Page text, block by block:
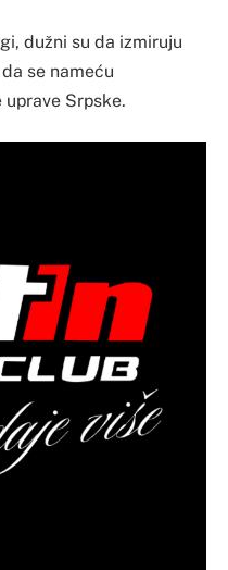
dužni su da izmiruju
se nameću
uprave Srpske.